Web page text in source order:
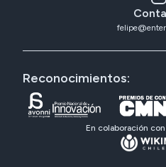
Reconocimientos:
En colaboración